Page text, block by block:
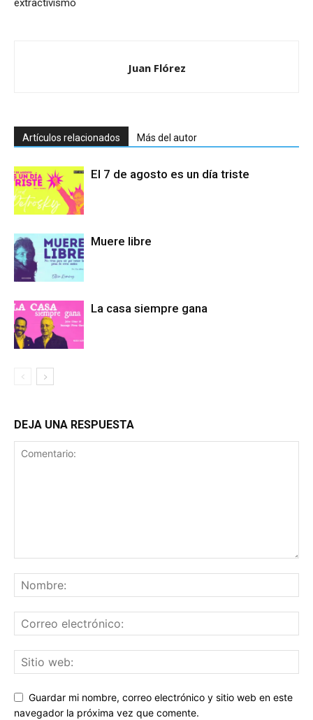
extractivismo
Juan Flórez
Artículos relacionados Más del autor
El 7 de agosto es un día triste
Muere libre
La casa siempre gana
DEJA UNA RESPUESTA
Guardar mi nombre, correo electrónico y sitio web en este
navegador la próxima vez que comente.